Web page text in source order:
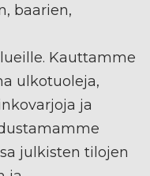
baarien,
Kauttamme
ulkotuoleja,
ja
julkisten tilojen